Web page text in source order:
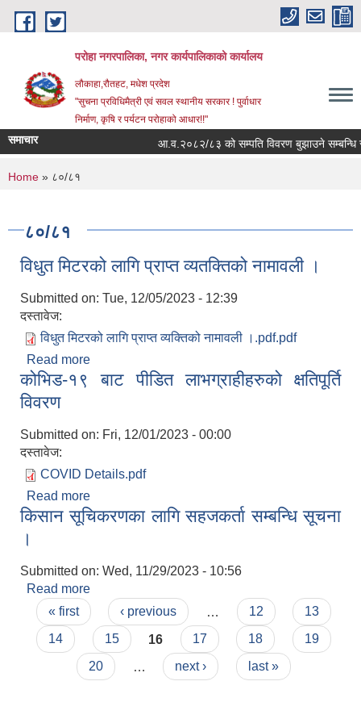
Skip to main content
परोहा नगरपालिका, नगर कार्यपालिकाको कार्यालय
लौकाहा,रौतहट, मधेश प्रदेश
"सुचना प्रविधिमैत्री एवं सवल स्थानीय सरकार ! पुर्वाधार
निर्माण, कृषि र पर्यटन परोहाको आधार!!"
समाचार आ.व.२०८२/८३ को सम्पति विवरण बुझाउने सम्बन्धि
You are here
Home » ८०/८१
८०/८१
विधुत मिटरको लागि प्राप्त व्यतक्तिको नामावली ।
Submitted on: Tue, 12/05/2023 - 12:39
दस्तावेज:
विधुत मिटरको लागि प्राप्त व्यक्तिको नामावली ।.pdf.pdf
Read more
कोभिड-१९ बाट पीडित लाभग्राहीहरुको क्षतिपूर्ति
विवरण
Submitted on: Fri, 12/01/2023 - 00:00
दस्तावेज:
COVID Details.pdf
Read more
विवरण
किसान सूचिकरणका लागि सहजकर्ता सम्बन्धि सूचना
।
Submitted on: Wed, 11/29/2023 - 10:56
Read more
।
Pages
« first ‹ previous 12
13
14
15 16 17 18
19
20
next › last »